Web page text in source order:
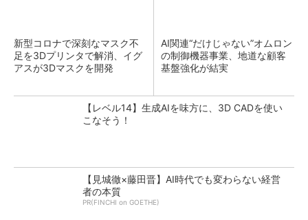
新型コロナで深刻なマスク不
足を3Dプリンタで解消、イグ
アスが3Dマスクを開発
AI関連“だけじゃない”オムロン
の制御機器事業、地道な顧客
基盤強化が結実
【レベル14】生成AIを味方に、3D CADを使い
こなそう！
【見城徹×藤田晋】AI時代でも変わらない経営
者の本質
PR(FINCHI on GOETHE)